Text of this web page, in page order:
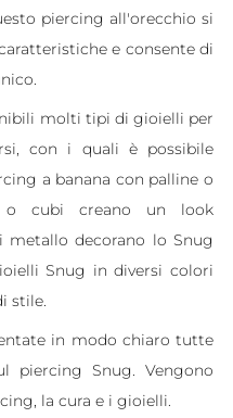
piercing all'orecchio si
e consente di
molti tipi di gioielli per
con i quali è possibile
a banana con palline o
o cubi creano un look
metallo decorano lo Snug
Snug in diversi colori
stile.
in modo chiaro tutte
piercing Snug. Vengono
la cura e i gioielli.